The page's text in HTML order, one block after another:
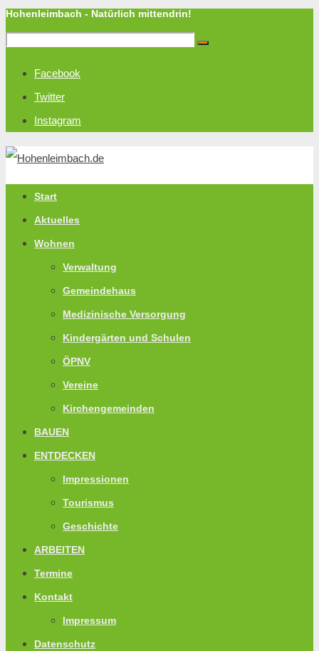
Hohenleimbach - Natürlich mittendrin!
Facebook
Twitter
Instagram
Start
Aktuelles
Wohnen
Verwaltung
Gemeindehaus
Medizinische Versorgung
Kindergärten und Schulen
ÖPNV
Vereine
Kirchengemeinden
BAUEN
ENTDECKEN
Impressionen
Tourismus
Geschichte
ARBEITEN
Termine
Kontakt
Impressum
Datenschutz